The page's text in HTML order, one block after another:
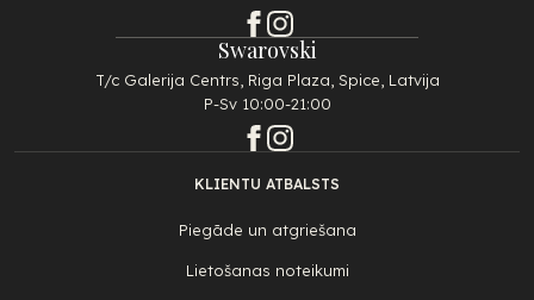
Swarovski
T/c Galerija Centrs, Riga Plaza, Spice, Latvija
P-Sv 10:00-21:00
KLIENTU ATBALSTS
Piegāde un atgriešana
Lietošanas noteikumi